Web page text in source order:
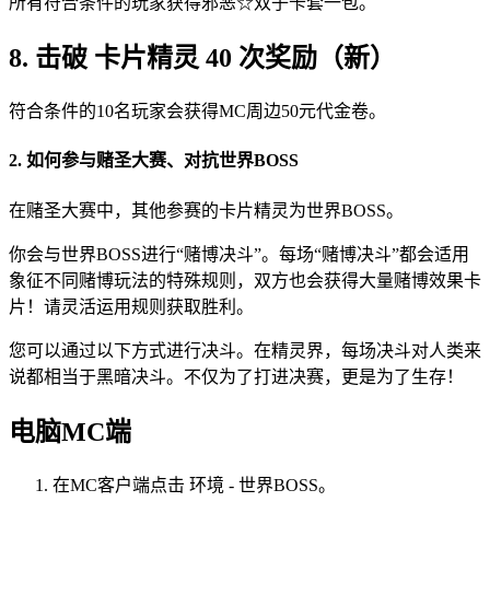
8. 击破 卡片精灵 40 次奖励（新）
符合条件的10名玩家会获得MC周边50元代金卷。
2. 如何参与赌圣大赛、对抗世界BOSS
在赌圣大赛中，其他参赛的卡片精灵为世界BOSS。
你会与世界BOSS进行“赌博决斗”。每场“赌博决斗”都会适用
象征不同赌博玩法的特殊规则，双方也会获得大量赌博效果卡
片！请灵活运用规则获取胜利。
您可以通过以下方式进行决斗。在精灵界，每场决斗对人类来
说都相当于黑暗决斗。不仅为了打进决赛，更是为了生存！
电脑MC端
在MC客户端点击 环境 - 世界BOSS。